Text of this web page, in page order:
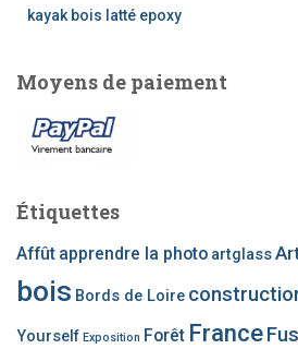
:
kayak bois latté epoxy
Moyens de paiement
Étiquettes
Affût apprendre la photo artglass
bois Bords de Loire
Yourself Exposition Forêt France